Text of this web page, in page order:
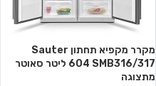
מקרר מקפיא תחתון Sauter
SMB316/317 ‏604 ‏ליטר סאוטר
מתצוגה